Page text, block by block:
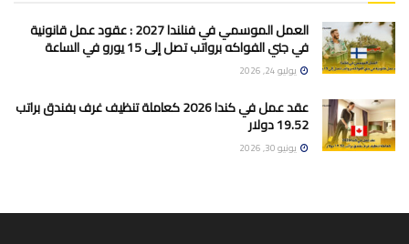
العمل الموسمي في فنلندا 2027 : عقود عمل قانونية
في جني الفواكه برواتب تصل إلى 15 يورو في الساعة
يوليو 24, 2026
عقد عمل في كندا 2026 كعاملة تنظيف غرف بفندق براتب
19.52 دولار
يونيو 30, 2026